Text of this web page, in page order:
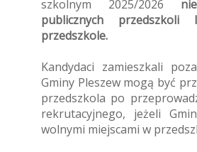
szkolnym 2025/2026
publicznych
przedszkole.
Kandydaci zamieszkali
Gminy Pleszew mogą być
przedszkola po
rekrutacyjnego, jeżeli
wolnymi miejscami w